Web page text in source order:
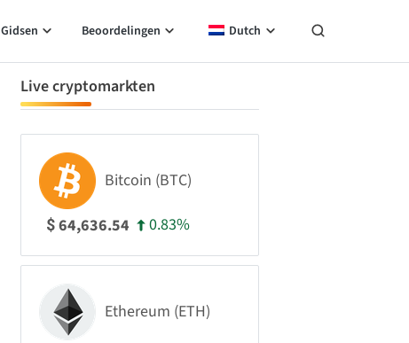
Gidsen Beoordelingen Dutch
Live cryptomarkten
Bitcoin (BTC)
$64,636.54 0.83%
Ethereum (ETH)